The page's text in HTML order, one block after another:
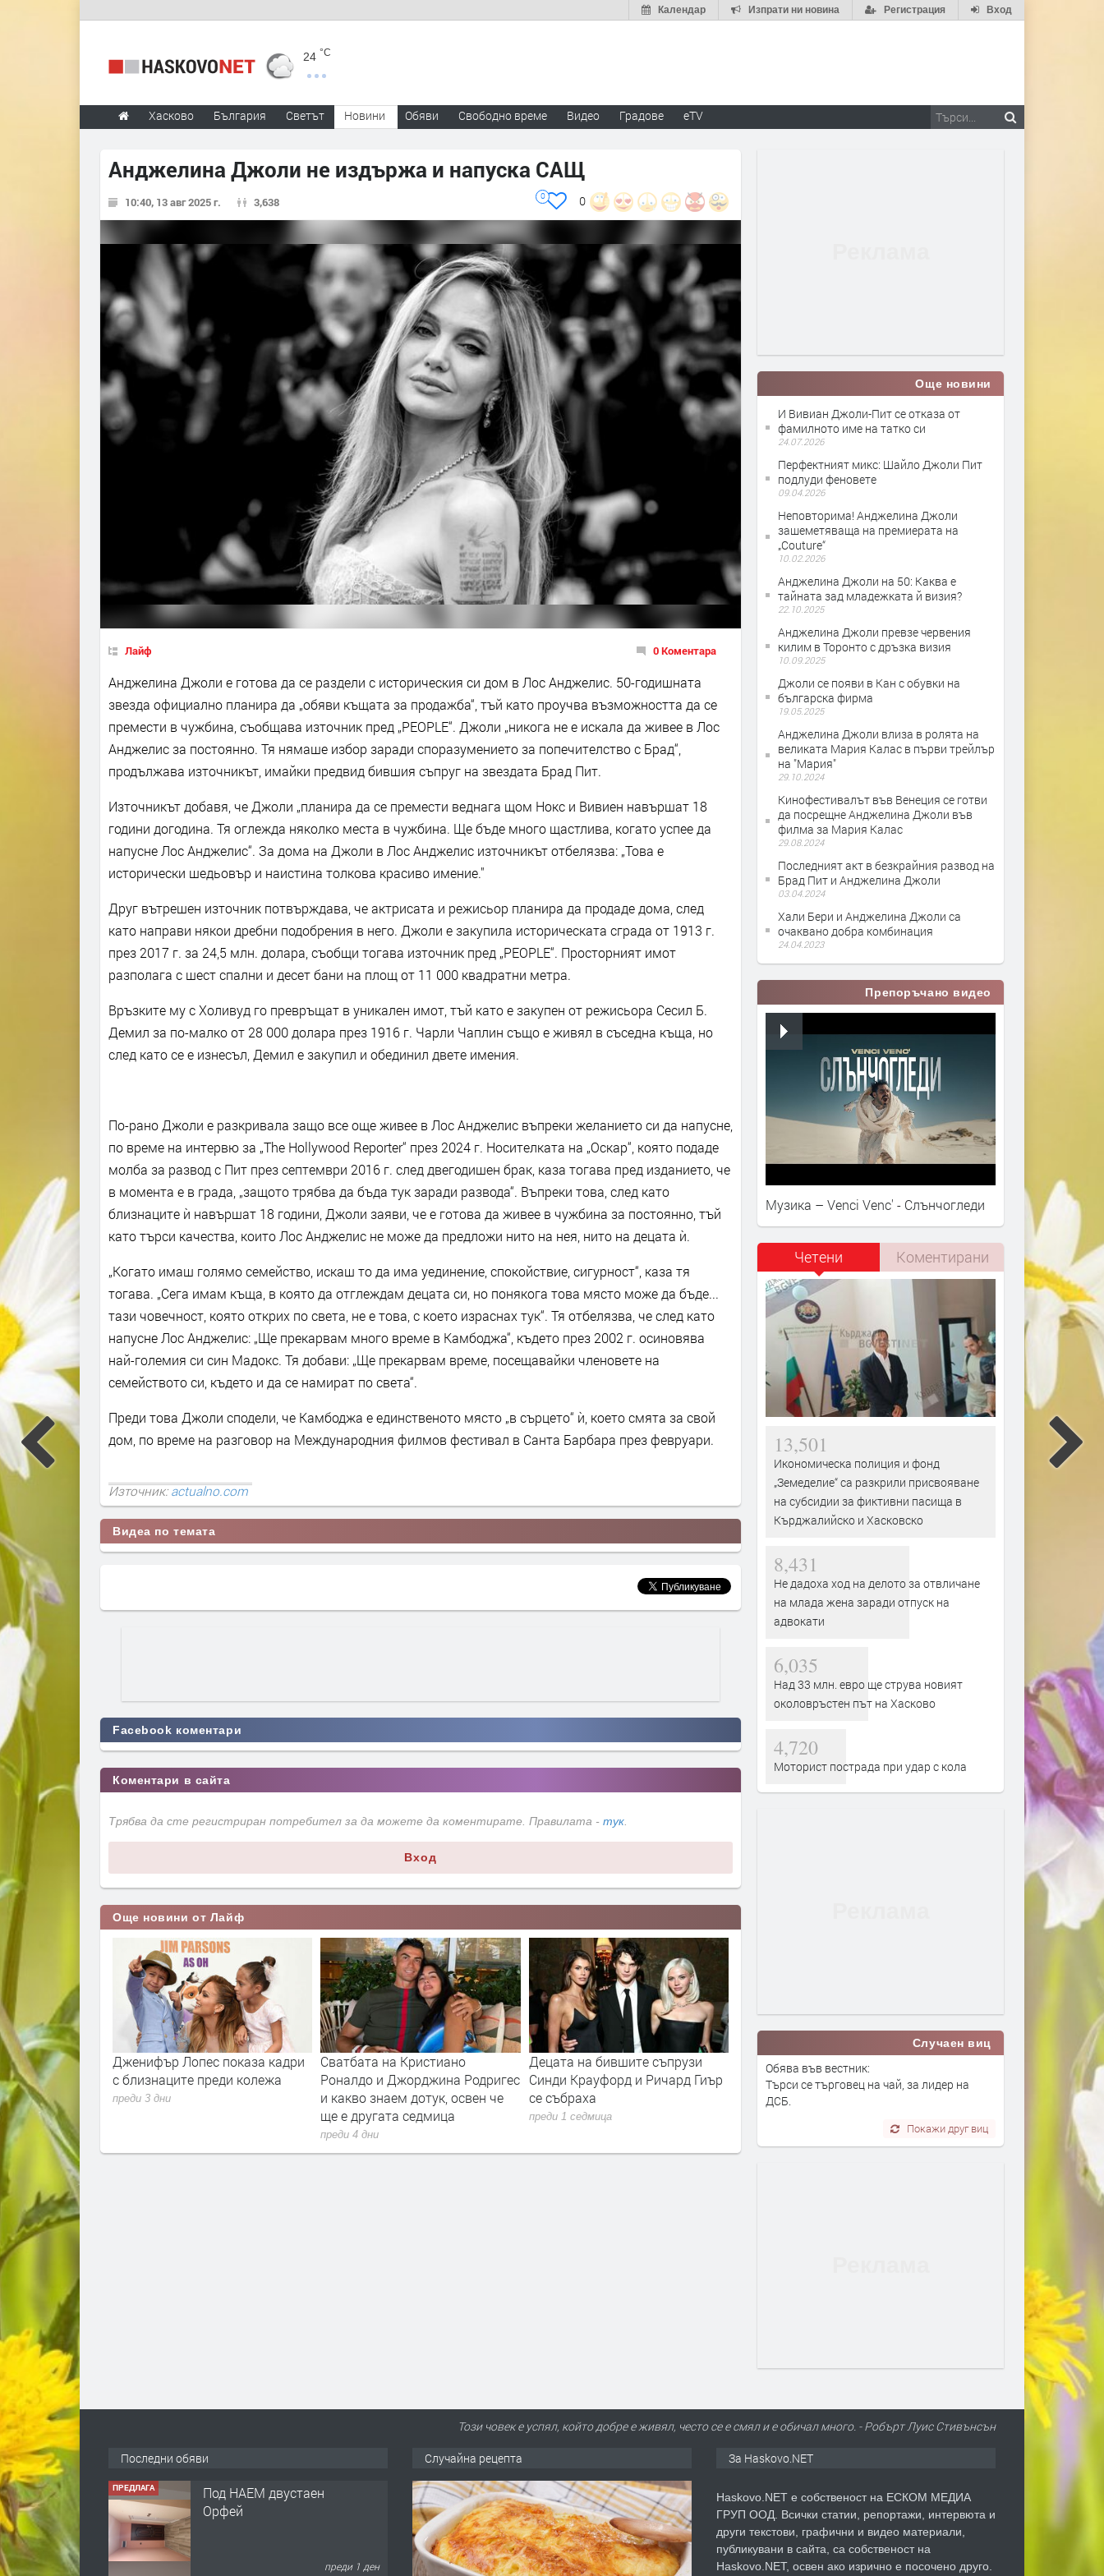
Вход
Регистрация
Изпрати ни новина
Календар
24 °C
Хасково България Светът Новини Обяви Свободно време Видео Градове eTV
Анджелина Джоли не издържа и напуска САЩ
10:40, 13 авг 2025 г. 3,638 0
0
Лайф 0 Коментара
Анджелина Джоли е готова да се раздели с историческия си дом в Лос Анджелис. 50-годишната
звезда официално планира да „обяви къщата за продажба“, тъй като проучва възможността да се
премести в чужбина, съобщава източник пред „PEOPLE“. Джоли „никога не е искала да живее в Лос
Анджелис за постоянно. Тя нямаше избор заради споразумението за попечителство с Брад“,
продължава източникът, имайки предвид бившия съпруг на звездата Брад Пит.
Източникът добавя, че Джоли „планира да се премести веднага щом Нокс и Вивиен навършат 18
години догодина. Тя оглежда няколко места в чужбина. Ще бъде много щастлива, когато успее да
напусне Лос Анджелис“. За дома на Джоли в Лос Анджелис източникът отбелязва: „Това е
исторически шедьовър и наистина толкова красиво имение."
Друг вътрешен източник потвърждава, че актрисата и режисьор планира да продаде дома, след
като направи някои дребни подобрения в него. Джоли е закупила историческата сграда от 1913 г.
през 2017 г. за 24,5 млн. долара, съобщи тогава източник пред „PEOPLE“. Просторният имот
разполага с шест спални и десет бани на площ от 11 000 квадратни метра.
Връзките му с Холивуд го превръщат в уникален имот, тъй като е закупен от режисьора Сесил Б.
Демил за по-малко от 28 000 долара през 1916 г. Чарли Чаплин също е живял в съседна къща, но
след като се е изнесъл, Демил е закупил и обединил двете имения.
По-рано Джоли е разкривала защо все още живее в Лос Анджелис въпреки желанието си да напусне,
по време на интервю за „The Hollywood Reporter“ през 2024 г. Носителката на „Оскар“, която подаде
молба за развод с Пит през септември 2016 г. след двегодишен брак, каза тогава пред изданието, че
в момента е в града, „защото трябва да бъда тук заради развода“. Въпреки това, след като
близнаците ѝ навършат 18 години, Джоли заяви, че е готова да живее в чужбина за постоянно, тъй
като търси качества, които Лос Анджелис не може да предложи нито на нея, нито на децата ѝ.
„Когато имаш голямо семейство, искаш то да има уединение, спокойствие, сигурност“, каза тя
тогава. „Сега имам къща, в която да отглеждам децата си, но понякога това място може да бъде...
тази човечност, която открих по света, не е това, с което израснах тук“. Тя отбелязва, че след като
напусне Лос Анджелис: „Ще прекарвам много време в Камбоджа“, където през 2002 г. осиновява
най-големия си син Мадокс. Тя добави: „Ще прекарвам време, посещавайки членовете на
семейството си, където и да се намират по света“.
Преди това Джоли сподели, че Камбоджа е единственото място „в сърцето“ ѝ, което смята за свой
дом, по време на разговор на Международния филмов фестивал в Санта Барбара през февруари.
Източник:actualno.com
Видеа по темата
Facebook коментари
Коментари в сайта
Трябва да сте регистриран потребител за да можете да коментирате. Правилата - тук.
Вход
Още новини от Лайф
на показ
Дженифър Лопес показа кадри
с близнаците преди колежа
преди 3 дни
Сватбата на Кристиано
Роналдо и Джорджина Родригес
и какво знаем дотук, освен че
ще е другата седмица
преди 4 дни
Децата на бившите съпрузи
Синди Крауфорд и Ричард Гиър
се събраха
преди 1 седмица
Зендая е кралица на мрака!
Вижте абстрактната черна
рокля на актрисата
Trend report: верижните
преди 1 седмица
Още новини
И Вивиан Джоли-Пит се отказа от
фамилното име на татко си
24.07.2026
Перфектният микс: Шайло Джоли Пит
подлуди феновете
09.04.2026
Неповторима! Анджелина Джоли
зашеметяваща на премиерата на
„Couture“
10.02.2026
Анджелина Джоли на 50: Каква е
тайната зад младежката й визия?
22.10.2025
Анджелина Джоли превзе червения
килим в Торонто с дръзка визия
10.09.2025
Джоли се появи в Кан с обувки на
българска фирма
19.05.2025
Анджелина Джоли влиза в ролята на
великата Мария Калас в първи трейлър
на "Мария"
29.10.2024
Кинофестивалът във Венеция се готви
да посрещне Анджелина Джоли във
филма за Мария Калас
29.08.2024
Последният акт в безкрайния развод на
Брад Пит и Анджелина Джоли
03.04.2024
Хали Бери и Анджелина Джоли са
очаквано добра комбинация
24.04.2023
Препоръчано видео
Музика – Venci Venc' - Слънчогледи
Четени Коментирани
13,501
Икономическа полиция и фонд
„Земеделие“ са разкрили присвояване
на субсидии за фиктивни пасища в
Кърджалийско и Хасковско
8,431
Не дадоха ход на делото за отвличане
на млада жена заради отпуск на
адвокати
6,035
Над 33 млн. евро ще струва новият
околовръстен път на Хасково
4,720
Моторист пострада при удар с кола
Случаен виц
Обява във вестник:
Търси се търговец на чай, за лидер на
ДСБ.
Покажи друг виц
Този човек е успял, който добре е живял, често се е смял и е обичал много. - Робърт Луис Стивънсън
Последни обяви
ПРЕДЛАГА
Под НАЕМ двустаен
Орфей
преди 1 ден
Случайна рецепта За Haskovo.NET
Haskovo.NET е собственост на ЕСКОМ МЕДИА
ГРУП ООД. Всички статии, репортажи, интервюта и
други текстови, графични и видео материали,
публикувани в сайта, са собственост на
Haskovo.NET, освен ако изрично е посочено друго.